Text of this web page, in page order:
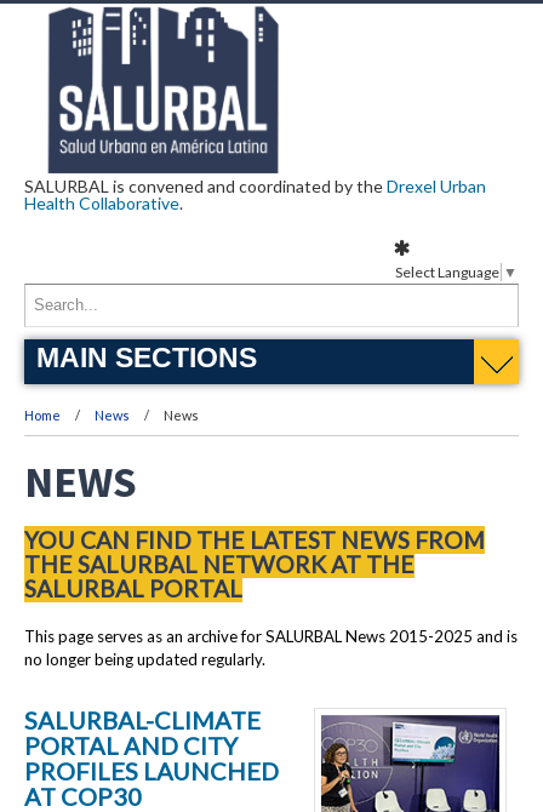
SALURBAL is convened and coordinated by theDrexel Urban
Health Collaborative.
MAIN SECTIONS
Home News News
NEWS
YOU CAN FIND THE LATEST NEWS FROM
THE SALURBAL NETWORK AT THE
SALURBAL PORTAL
This page serves as an archive for SALURBAL News 2015-2025 and is
no longer being updated regularly.
SALURBAL-CLIMATE
PORTAL AND CITY
PROFILES LAUNCHED
AT COP30
Select Language ▼